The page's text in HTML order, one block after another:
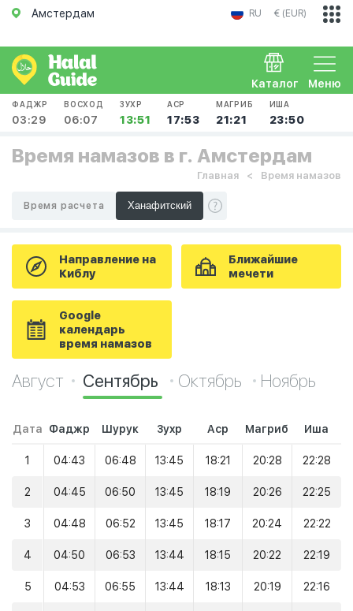
Амстердам RU € (EUR)
Меню
Каталог
ФАДЖР
03:29
ВОСХОД
06:07
ЗУХР
13:51
АСР
17:53
МАГРИБ
21:21
ИША
23:50
Время намазов в г. Амстердам
Главная Время намазов
Время расчета
Направление на
Киблу
Ближайшие
мечети
Google
календарь
время намазов
Август Сентябрь Октябрь Ноябрь
Дата Фаджр Шурук Зухр Аср Магриб Иша
1 04:43 06:48 13:45 18:21 20:28 22:28
2 04:45 06:50 13:45 18:19 20:26 22:25
3 04:48 06:52 13:45 18:17 20:24 22:22
4 04:50 06:53 13:44 18:15 20:22 22:19
5 04:53 06:55 13:44 18:13 20:19 22:16